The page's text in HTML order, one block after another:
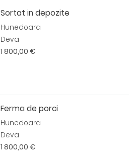
Sortat in depozite
Hunedoara
Deva
1 800,00 €
Ferma de porci
Hunedoara
Deva
1 800,00 €